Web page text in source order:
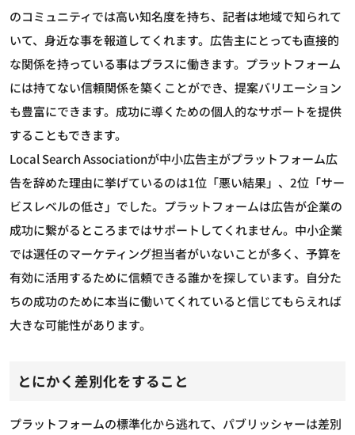
のコミュニティでは高い知名度を持ち、記者は地域で知られて
いて、身近な事を報道してくれます。広告主にとっても直接的
な関係を持っている事はプラスに働きます。プラットフォーム
には持てない信頼関係を築くことができ、提案バリエーション
も豊富にできます。成功に導くための個人的なサポートを提供
することもできます。
Local Search Associationが中小広告主がプラットフォーム広
告を辞めた理由に挙げているのは1位「悪い結果」、2位「サー
ビスレベルの低さ」でした。プラットフォームは広告が企業の
成功に繋がるところまではサポートしてくれません。中小企業
では選任のマーケティング担当者がいないことが多く、予算を
有効に活用するために信頼できる誰かを探しています。自分た
ちの成功のために本当に働いてくれていると信じてもらえれば
大きな可能性があります。
とにかく差別化をすること
プラットフォームの標準化から逃れて、パブリッシャーは差別